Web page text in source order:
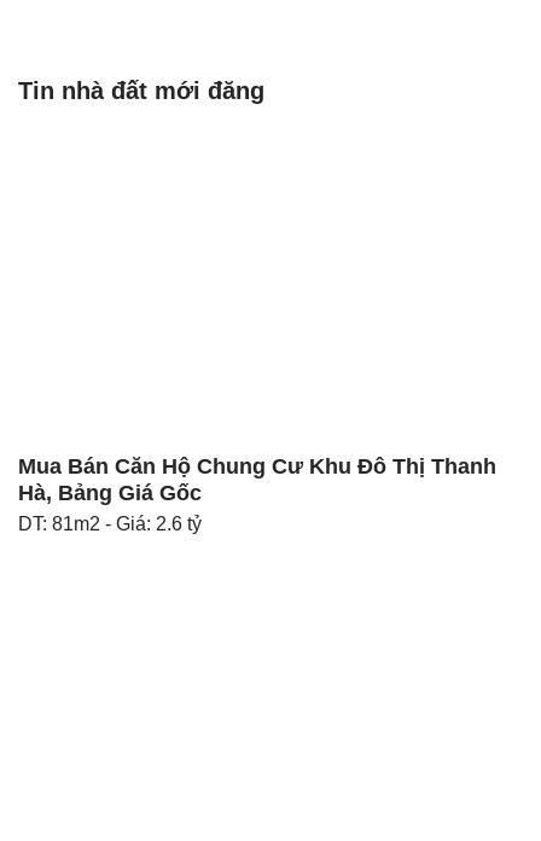
Tin nhà đất mới đăng
Mua Bán Căn Hộ Chung Cư Khu Đô Thị Thanh
Hà, Bảng Giá Gốc
DT: 81m2 - Giá: 2.6 tỷ